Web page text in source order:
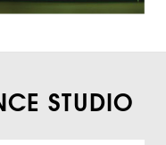
STUDIO